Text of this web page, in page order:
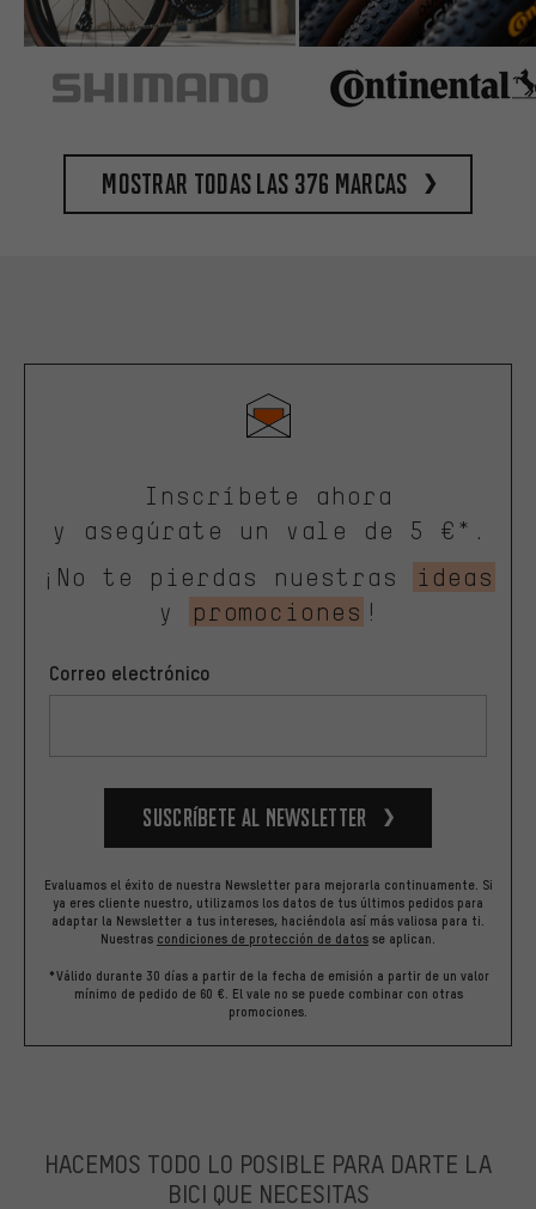
Mostrar todas las 376 marcas
Inscríbete ahora
y asegúrate un vale de 5 €*.
¡No te pierdas nuestras
ideas
y
promociones !
Correo electrónico
Suscríbete al newsletter
Evaluamos el éxito de nuestra Newsletter para mejorarla continuamente. Si
ya eres cliente nuestro, utilizamos los datos de tus últimos pedidos para
adaptar la Newsletter a tus intereses, haciéndola así más valiosa para ti.
Nuestras condiciones de protección de datos se aplican.
*Válido durante 30 días a partir de la fecha de emisión a partir de un valor
mínimo de pedido de 60 €. El vale no se puede combinar con otras
promociones.
HACEMOS TODO LO POSIBLE PARA DARTE LA
BICI QUE NECESITAS